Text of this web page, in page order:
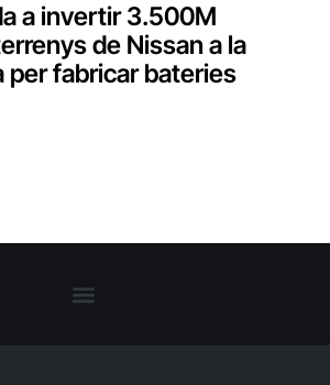
a invertir 3.500M
de Nissan a la
per fabricar bateries